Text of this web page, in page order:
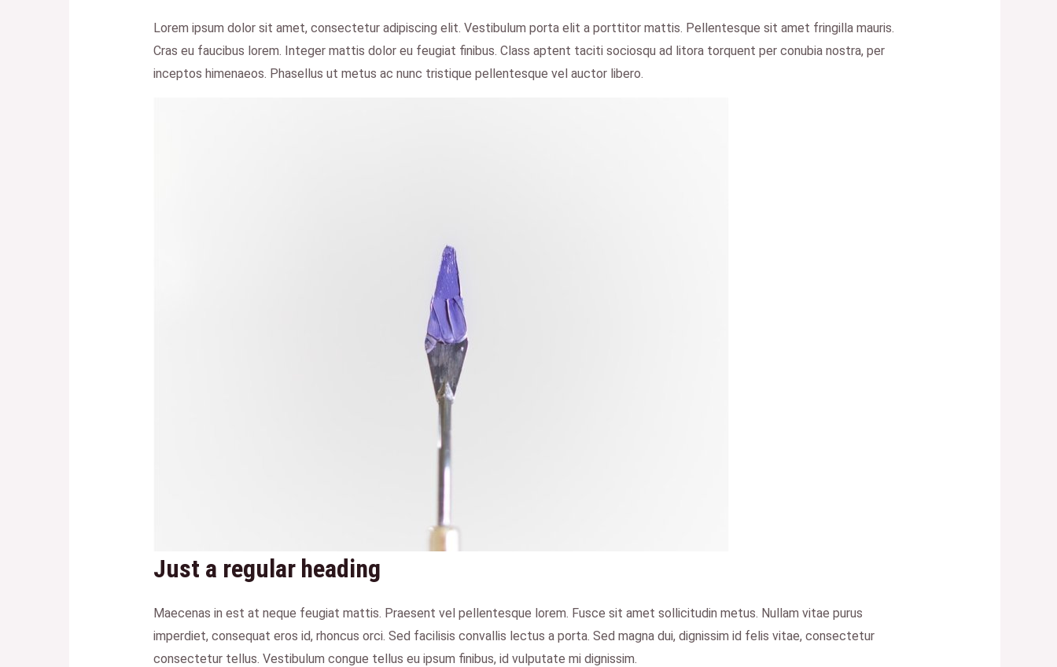
Lorem ipsum dolor sit amet, consectetur adipiscing elit. Vestibulum porta elit a porttitor mattis. Pellentesque sit amet fringilla mauris.
Cras eu faucibus lorem. Integer mattis dolor eu feugiat finibus. Class aptent taciti sociosqu ad litora torquent per conubia nostra, per
inceptos himenaeos. Phasellus ut metus ac nunc tristique pellentesque vel auctor libero.
Just a regular heading
Maecenas in est at neque feugiat mattis. Praesent vel pellentesque lorem. Fusce sit amet sollicitudin metus. Nullam vitae purus
imperdiet, consequat eros id, rhoncus orci. Sed facilisis convallis lectus a porta. Sed magna dui, dignissim id felis vitae, consectetur
consectetur tellus. Vestibulum congue tellus eu ipsum finibus, id vulputate mi dignissim.